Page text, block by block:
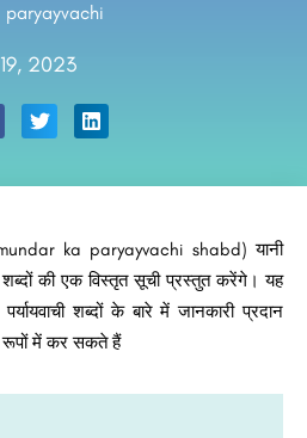
paryayvachi
2023
ka paryayvachi shabd) यानी
की एक विस्तृत सूची प्रस्तुत करेंगे। यह
शब्दों के बारे में जानकारी प्रदान
रूपों में कर सकते हैं